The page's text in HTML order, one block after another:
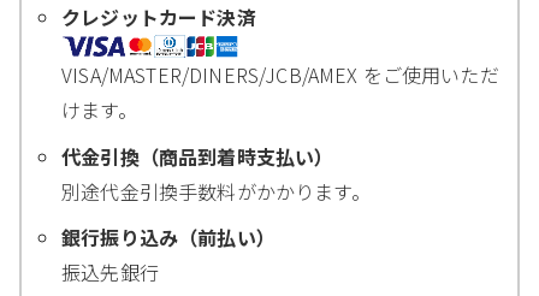
クレジットカード決済
VISA/MASTER/DINERS/JCB/AMEX をご使用いただ
けます。
代金引換（商品到着時支払い）
別途代金引換手数料がかかります。
銀行振り込み（前払い）
振込先銀行